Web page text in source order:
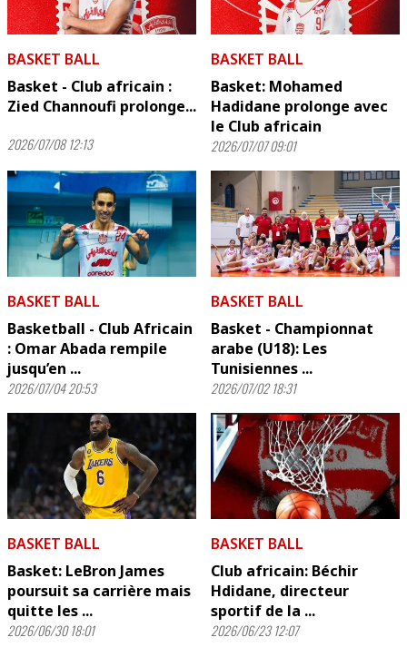
BASKET BALL
Basket - Club africain :
Zied Channoufi prolonge...
2026/07/08 12:13
BASKET BALL
Basket: Mohamed
Hadidane prolonge avec
le Club africain
2026/07/07 09:01
BASKET BALL
Basketball - Club Africain
: Omar Abada rempile
jusqu’en ...
2026/07/04 20:53
BASKET BALL
Basket - Championnat
arabe (U18): Les
Tunisiennes ...
2026/07/02 18:31
BASKET BALL
Basket: LeBron James
poursuit sa carrière mais
quitte les ...
2026/06/30 18:01
BASKET BALL
Club africain: Béchir
Hdidane, directeur
sportif de la ...
2026/06/23 12:07